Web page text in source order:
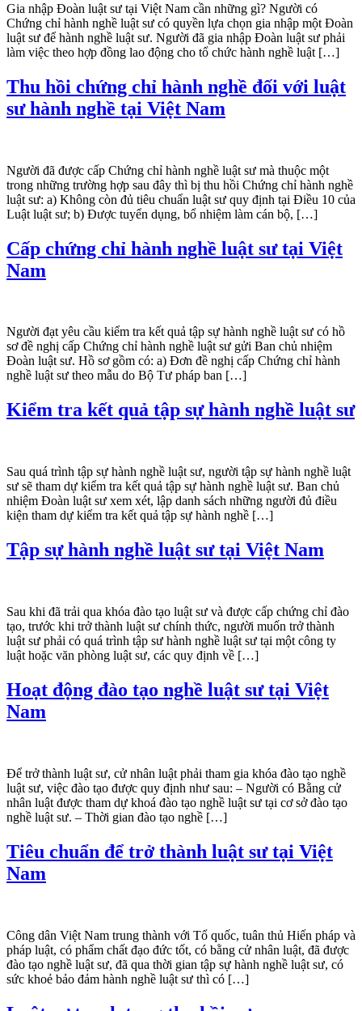
Gia nhập Đoàn luật sư tại Việt Nam cần những gì? Người có
Chứng chỉ hành nghề luật sư có quyền lựa chọn gia nhập một Đoàn
luật sư để hành nghề luật sư. Người đã gia nhập Đoàn luật sư phải
làm việc theo hợp đồng lao động cho tổ chức hành nghề luật […]
Thu hồi chứng chỉ hành nghề đối với luật
sư hành nghề tại Việt Nam
Người đã được cấp Chứng chỉ hành nghề luật sư mà thuộc một
trong những trường hợp sau đây thì bị thu hồi Chứng chỉ hành nghề
luật sư: a) Không còn đủ tiêu chuẩn luật sư quy định tại Điều 10 của
Luật luật sư; b) Được tuyển dụng, bổ nhiệm làm cán bộ, […]
Cấp chứng chỉ hành nghề luật sư tại Việt
Nam
Người đạt yêu cầu kiểm tra kết quả tập sự hành nghề luật sư có hồ
sơ đề nghị cấp Chứng chỉ hành nghề luật sư gửi Ban chủ nhiệm
Đoàn luật sư. Hồ sơ gồm có: a) Đơn đề nghị cấp Chứng chỉ hành
nghề luật sư theo mẫu do Bộ Tư pháp ban […]
Kiểm tra kết quả tập sự hành nghề luật sư
Sau quá trình tập sự hành nghề luật sư, người tập sự hành nghề luật
sư sẽ tham dự kiểm tra kết quả tập sự hành nghề luật sư. Ban chủ
nhiệm Đoàn luật sư xem xét, lập danh sách những người đủ điều
kiện tham dự kiểm tra kết quả tập sự hành nghề […]
Tập sự hành nghề luật sư tại Việt Nam
Sau khi đã trải qua khóa đào tạo luật sư và được cấp chứng chỉ đào
tạo, trước khi trở thành luật sư chính thức, người muốn trở thành
luật sư phải có quá trình tập sư hành nghề luật sư tại một công ty
luật hoặc văn phòng luật sư, các quy định về […]
Hoạt động đào tạo nghề luật sư tại Việt
Nam
Để trở thành luật sư, cử nhân luật phải tham gia khóa đào tạo nghề
luật sư, việc đào tạo được quy định như sau: – Người có Bằng cử
nhân luật được tham dự khoá đào tạo nghề luật sư tại cơ sở đào tạo
nghề luật sư. – Thời gian đào tạo nghề […]
Tiêu chuẩn để trở thành luật sư tại Việt
Nam
Công dân Việt Nam trung thành với Tổ quốc, tuân thủ Hiến pháp và
pháp luật, có phẩm chất đạo đức tốt, có bằng cử nhân luật, đã được
đào tạo nghề luật sư, đã qua thời gian tập sự hành nghề luật sư, có
sức khoẻ bảo đảm hành nghề luật sư thì có […]